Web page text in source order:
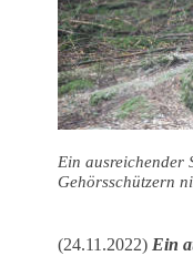
Ein ausreichender
Gehörsschützern
(24.11.2022) Ein